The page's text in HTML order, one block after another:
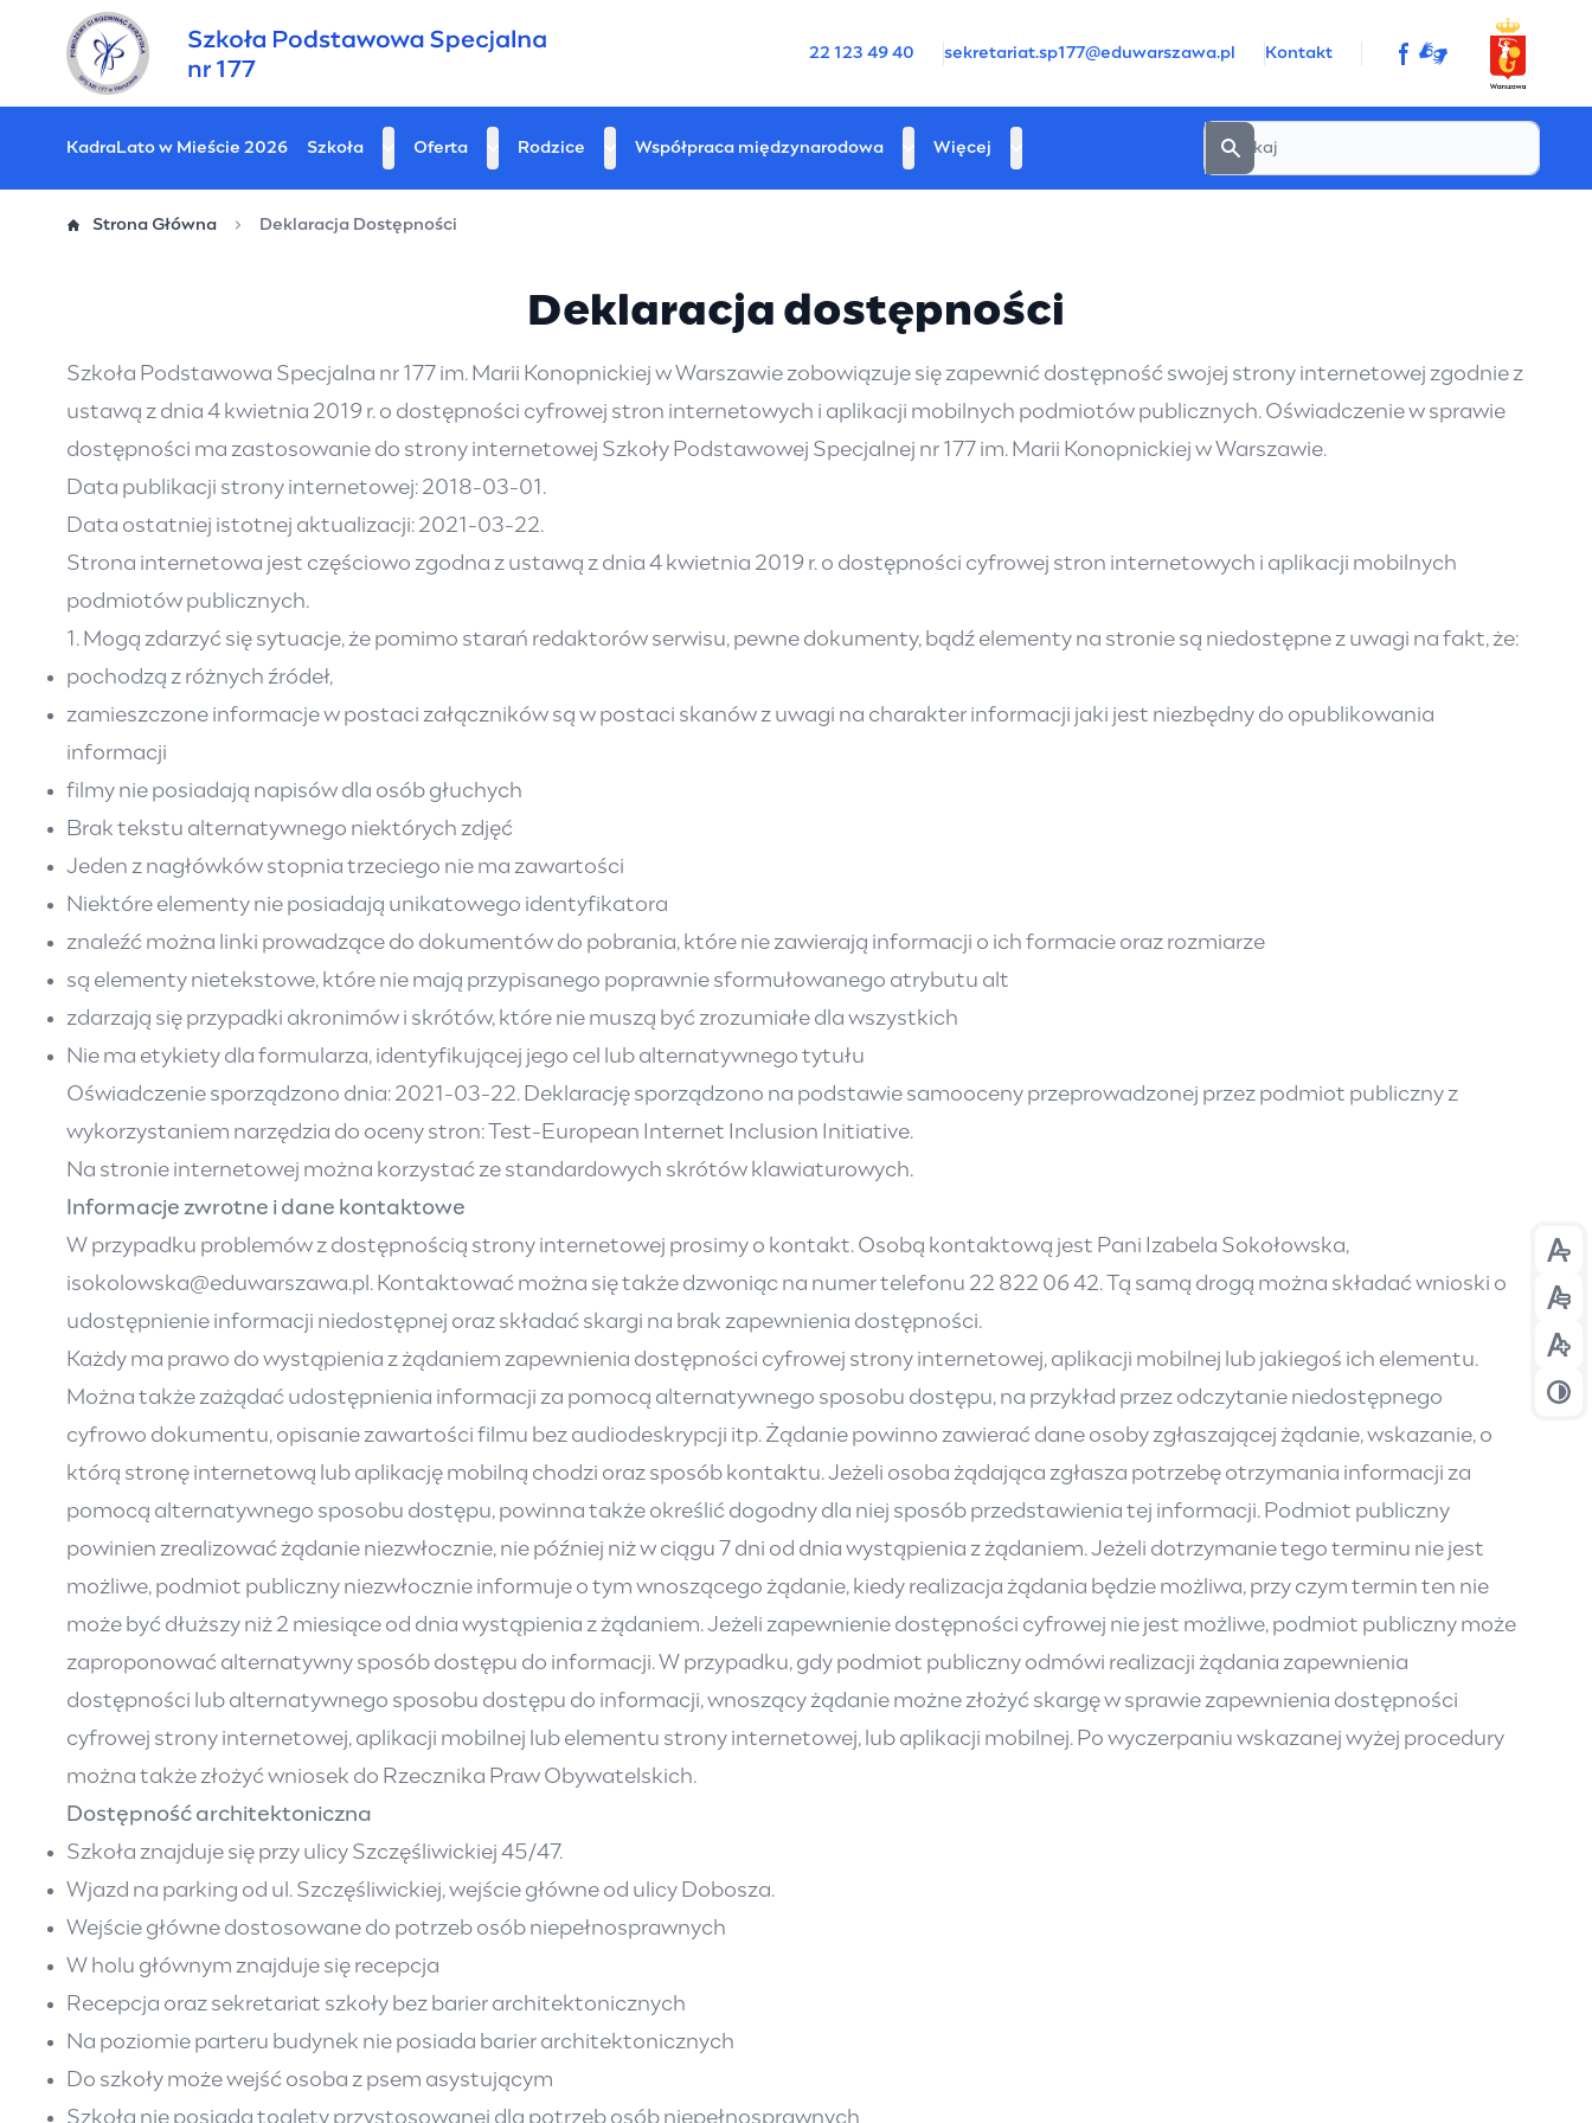
22 123 49 40 sekretariat.sp177@eduwarszawa.pl Kontakt
KadraLato w Mieście 2026 Szkoła Oferta Rodzice Współpraca międzynarodowa Więcej
Strona Główna Deklaracja Dostępności
Deklaracja dostępności
Szkoła Podstawowa Specjalna nr 177 im. Marii Konopnickiej w Warszawie zobowiązuje się zapewnić dostępność swojej strony internetowej zgodnie z
ustawą z dnia 4 kwietnia 2019 r. o dostępności cyfrowej stron internetowych i aplikacji mobilnych podmiotów publicznych. Oświadczenie w sprawie
dostępności ma zastosowanie do strony internetowej Szkoły Podstawowej Specjalnej nr 177 im. Marii Konopnickiej w Warszawie.
Data publikacji strony internetowej: 2018-03-01.
Data ostatniej istotnej aktualizacji: 2021-03-22.
Strona internetowa jest częściowo zgodna z ustawą z dnia 4 kwietnia 2019 r. o dostępności cyfrowej stron internetowych i aplikacji mobilnych
podmiotów publicznych.
1. Mogą zdarzyć się sytuacje, że pomimo starań redaktorów serwisu, pewne dokumenty, bądź elementy na stronie są niedostępne z uwagi na fakt, że:
pochodzą z różnych źródeł,
zamieszczone informacje w postaci załączników są w postaci skanów z uwagi na charakter informacji jaki jest niezbędny do opublikowania
informacji
filmy nie posiadają napisów dla osób głuchych
Brak tekstu alternatywnego niektórych zdjęć
Jeden z nagłówków stopnia trzeciego nie ma zawartości
Niektóre elementy nie posiadają unikatowego identyfikatora
znaleźć można linki prowadzące do dokumentów do pobrania, które nie zawierają informacji o ich formacie oraz rozmiarze
są elementy nietekstowe, które nie mają przypisanego poprawnie sformułowanego atrybutu alt
zdarzają się przypadki akronimów i skrótów, które nie muszą być zrozumiałe dla wszystkich
‎Nie ma etykiety dla formularza, identyfikującej jego cel lub alternatywnego tytułu
Oświadczenie sporządzono dnia: 2021-03-22. Deklarację sporządzono na podstawie samooceny przeprowadzonej przez podmiot publiczny z
wykorzystaniem narzędzia do oceny stron: Test-European Internet Inclusion Initiative.
Na stronie internetowej można korzystać ze standardowych skrótów klawiaturowych.
Informacje zwrotne i dane kontaktowe
W przypadku problemów z dostępnością strony internetowej prosimy o kontakt. Osobą kontaktową jest Pani Izabela Sokołowska,
isokolowska@eduwarszawa.pl. Kontaktować można się także dzwoniąc na numer telefonu 22 822 06 42. Tą samą drogą można składać wnioski o
udostępnienie informacji niedostępnej oraz składać skargi na brak zapewnienia dostępności.
Każdy ma prawo do wystąpienia z żądaniem zapewnienia dostępności cyfrowej strony internetowej, aplikacji mobilnej lub jakiegoś ich elementu.
Można także zażądać udostępnienia informacji za pomocą alternatywnego sposobu dostępu, na przykład przez odczytanie niedostępnego
cyfrowo dokumentu, opisanie zawartości filmu bez audiodeskrypcji itp. Żądanie powinno zawierać dane osoby zgłaszającej żądanie, wskazanie, o
którą stronę internetową lub aplikację mobilną chodzi oraz sposób kontaktu. Jeżeli osoba żądająca zgłasza potrzebę otrzymania informacji za
pomocą alternatywnego sposobu dostępu, powinna także określić dogodny dla niej sposób przedstawienia tej informacji. Podmiot publiczny
powinien zrealizować żądanie niezwłocznie, nie później niż w ciągu 7 dni od dnia wystąpienia z żądaniem. Jeżeli dotrzymanie tego terminu nie jest
możliwe, podmiot publiczny niezwłocznie informuje o tym wnoszącego żądanie, kiedy realizacja żądania będzie możliwa, przy czym termin ten nie
może być dłuższy niż 2 miesiące od dnia wystąpienia z żądaniem. Jeżeli zapewnienie dostępności cyfrowej nie jest możliwe, podmiot publiczny może
zaproponować alternatywny sposób dostępu do informacji. W przypadku, gdy podmiot publiczny odmówi realizacji żądania zapewnienia
dostępności lub alternatywnego sposobu dostępu do informacji, wnoszący żądanie możne złożyć skargę w sprawie zapewnienia dostępności
cyfrowej strony internetowej, aplikacji mobilnej lub elementu strony internetowej, lub aplikacji mobilnej. Po wyczerpaniu wskazanej wyżej procedury
można także złożyć wniosek do Rzecznika Praw Obywatelskich.
Dostępność architektoniczna
Szkoła znajduje się przy ulicy Szczęśliwickiej 45/47.
Wjazd na parking od ul. Szczęśliwickiej, wejście główne od ulicy Dobosza.
Wejście główne dostosowane do potrzeb osób niepełnosprawnych
W holu głównym znajduje się recepcja
Recepcja oraz sekretariat szkoły bez barier architektonicznych
Na poziomie parteru budynek nie posiada barier architektonicznych
Do szkoły może wejść osoba z psem asystującym
Szkoła nie posiada toalety przystosowanej dla potrzeb osób niepełnosprawnych